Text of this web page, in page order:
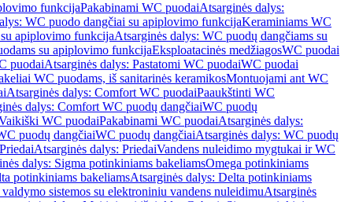
funkcijaPakabinami WC puodaiAtsarginės dalys:
WC puodo dangčiai su apiplovimo funkcijaKeraminiams WC
apiplovimo funkcijaAtsarginės dalys: WC puodų dangčiams su
su apiplovimo funkcijaEksploatacinės medžiagosWC puodai
puodaiAtsarginės dalys: Pastatomi WC puodaiWC puodai
WC puodams, iš sanitarinės keramikosMontuojami ant WC
Atsarginės dalys: Comfort WC puodaiPaaukštinti WC
dalys: Comfort WC puodų dangčiaiWC puodų
WC puodaiPakabinami WC puodaiAtsarginės dalys:
puodų dangčiaiWC puodų dangčiaiAtsarginės dalys: WC puodų
PriedaiAtsarginės dalys: PriedaiVandens nuleidimo mygtukai ir WC
dalys: Sigma potinkiniams bakeliamsOmega potinkiniams
potinkiniams bakeliamsAtsarginės dalys: Delta potinkiniams
sistemos su elektroniniu vandens nuleidimuAtsarginės